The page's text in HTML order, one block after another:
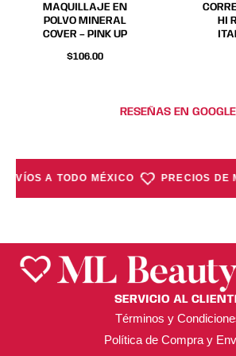
en
la
página
MAQUILLAJE EN
POLVO MINERAL
COVER – PINK UP
$106.00
en
la
página
HI
RESEÑAS EN GOOGLE
A TODO MÉXICO PRECIOS DE
SERVICIO AL
Términos y
Política de Compra y